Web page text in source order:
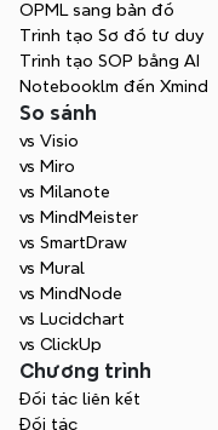
OPML sang bản đồ
Trình tạo Sơ đồ tư duy
Trình tạo SOP bằng AI
Notebooklm đến Xmind
So sánh
vs Visio
vs Miro
vs Milanote
vs MindMeister
vs SmartDraw
vs Mural
vs MindNode
vs Lucidchart
vs ClickUp
Chương trình
Đối tác liên kết
Đối tác